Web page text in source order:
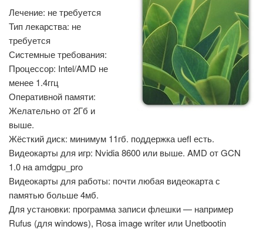
Лечение: не требуется
Тип лекарства: не
требуется
Системные требования:
Процессор: Intel/AMD не
менее 1.4ггц
Оперативной памяти:
Желательно от 2Гб и
выше.
Жёсткий диск: минимум 11гб. поддержка uefI есть.
Видеокарты для игр: Nvidia 8600 или выше. AMD от GCN
1.0 на amdgpu_pro
Видеокарты для работы: почти любая видеокарта с
памятью больше 4мб.
Для установки: программа записи флешки — например
Rufus (для windows), Rosa image writer или Unetbootin